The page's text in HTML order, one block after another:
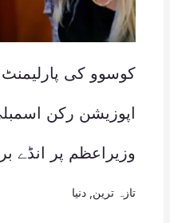
کوسوو کی
اپوزیشن رکن
وزیراعظم پر انڈے
تازہ ترین دنیا